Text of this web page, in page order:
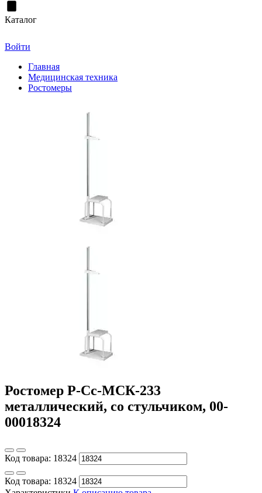
Каталог
Войти
Главная
Медицинская техника
Ростомеры
Ростомер Р-Сс-МСК-233
металлический, со стульчиком, 00-
00018324
Код товара: 18324
Код товара: 18324